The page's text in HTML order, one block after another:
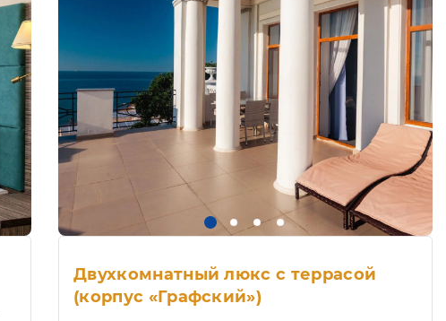
Двухкомнатный люкс с террасой
(корпус «Графский»)